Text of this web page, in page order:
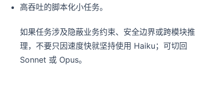
高吞吐的脚本化小任务。
如果任务涉及隐蔽业务约束、安全边界或跨模块推
理，不要只因速度快就坚持使用 Haiku；可切回
Sonnet 或 Opus。